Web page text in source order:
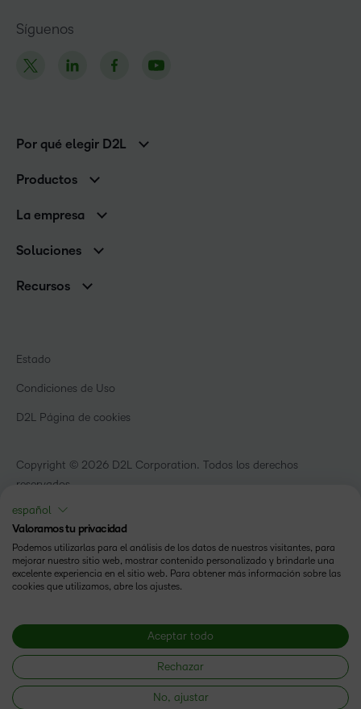
Síguenos
Por qué elegir D2L
Clientes corporativos
Productos
Servicios y asistencia
Asistencia
La empresa
Contactos y ubicaciones
Sala de Prensa
Soluciones
Educación primaria y secundaria
Organizaciones de capacitación
Recursos
Comunidad
Copyright © 2026 D2L Corporation. Todos los derechos
reservados.
Estado
Condiciones de Uso
D2L Página de cookies
español
Valoramos tu privacidad
Podemos utilizarlas para el análisis de los datos de nuestros visitantes, para
mejorar nuestro sitio web, mostrar contenido personalizado y brindarle una
excelente experiencia en el sitio web. Para obtener más información sobre las
cookies que utilizamos, abre los ajustes.
Aceptar todo
Rechazar
No, ajustar